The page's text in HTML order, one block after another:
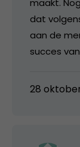
dat
aan de
succes
28